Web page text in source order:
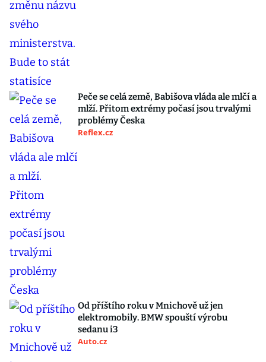
Peče se celá země, Babišova vláda ale mlčí a
mlží. Přitom extrémy počasí jsou trvalými
problémy Česka
Reflex.cz
Od příštího roku v Mnichově už jen
elektromobily. BMW spouští výrobu
sedanu i3
Auto.cz